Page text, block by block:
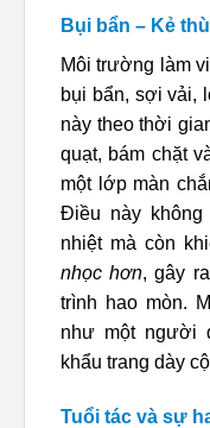
Bụi bẩn – Kẻ
Môi trường làm
bụi bẩn, sợi vải,
này theo thời
quạt, bám chặt
một lớp màn
Điều này
nhiệt mà còn
nhọc hơn, gây
trình hao mòn.
như một người
khẩu trang dày
Tuổi tác và sự